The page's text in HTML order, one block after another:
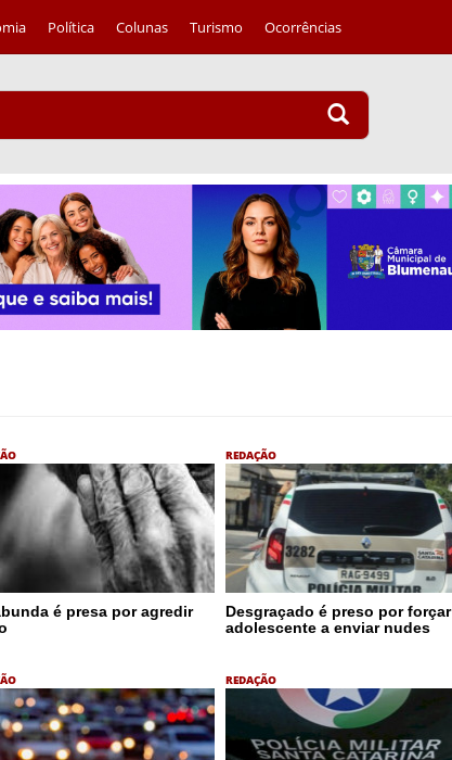
Política Colunas Turismo Ocorrências
é presa por agredir
REDAÇÃO
Desgraçado é preso por forçar
adolescente a enviar nudes
REDAÇÃO